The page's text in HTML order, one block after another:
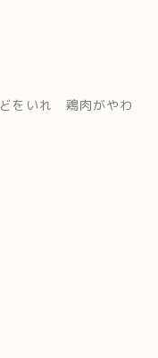
をいれ 鶏肉がやわ